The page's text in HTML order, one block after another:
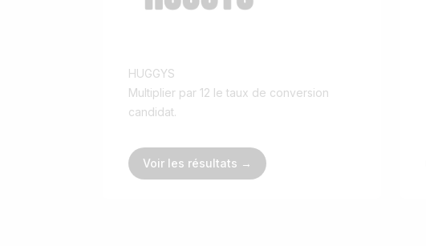
HUGGYS
Multiplier par 12 le taux de conversion
candidat.
Voir les résultats →